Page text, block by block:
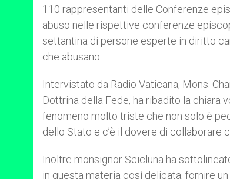
110 rappresentanti delle Conferenze
abuso nelle rispettive conferenze
settantina di persone esperte in diritto
che abusano.
Intervistato da Radio Vaticana, Mons.
Dottrina della Fede, ha ribadito la chiara
fenomeno molto triste che non solo è
dello Stato e c’è il dovere di collaborare
Inoltre monsignor Scicluna ha
in questa materia così delicata, fornire